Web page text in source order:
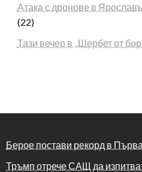
Атака с дронове в
(22)
Тази вечер в „Шербет от
Берое постави рекорд в
Тръмп отрече САЩ да